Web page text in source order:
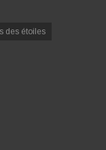
des étoiles